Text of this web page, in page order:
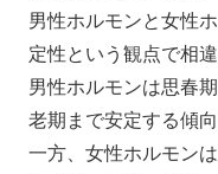
男性ホルモンと女性
定性という観点で相
男性ホルモンは思春
老期まで安定する傾向
一方、女性ホルモン